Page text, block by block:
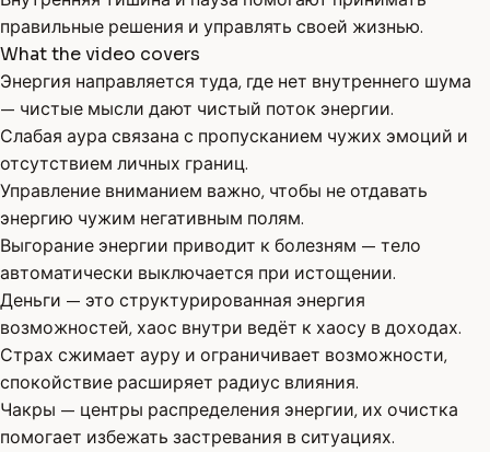
правильные решения и управлять своей жизнью.
What the video covers
Энергия направляется туда, где нет внутреннего шума
— чистые мысли дают чистый поток энергии.
Слабая аура связана с пропусканием чужих эмоций и
отсутствием личных границ.
Управление вниманием важно, чтобы не отдавать
энергию чужим негативным полям.
Выгорание энергии приводит к болезням — тело
автоматически выключается при истощении.
Деньги — это структурированная энергия
возможностей, хаос внутри ведёт к хаосу в доходах.
Страх сжимает ауру и ограничивает возможности,
спокойствие расширяет радиус влияния.
Чакры — центры распределения энергии, их очистка
помогает избежать застревания в ситуациях.